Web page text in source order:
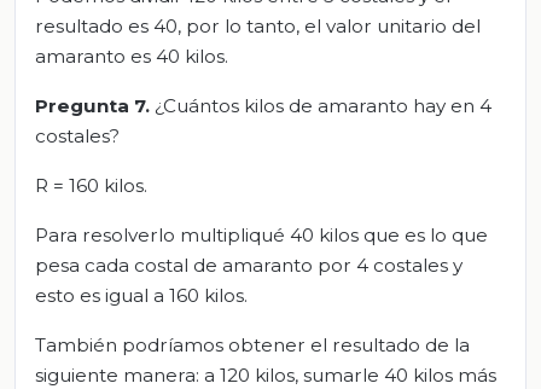
resultado es 40, por lo tanto, el valor unitario del
amaranto es 40 kilos.
Pregunta 7. ¿Cuántos kilos de amaranto hay en 4
costales?
R = 160 kilos.
Para resolverlo multipliqué 40 kilos que es lo que
pesa cada costal de amaranto por 4 costales y
esto es igual a 160 kilos.
También podríamos obtener el resultado de la
siguiente manera: a 120 kilos, sumarle 40 kilos más